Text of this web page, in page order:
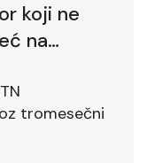
koji ne
na
tromesečni